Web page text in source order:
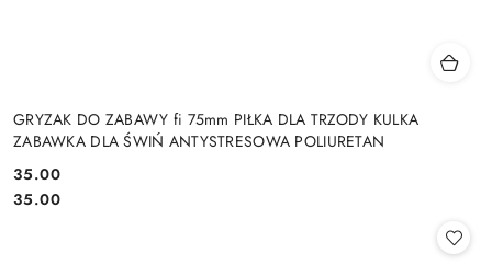
GRYZAK DO ZABAWY fi 75mm PIŁKA DLA TRZODY KULKA
ZABAWKA DLA ŚWIŃ ANTYSTRESOWA POLIURETAN
Cena:
35.00
Cena:
35.00